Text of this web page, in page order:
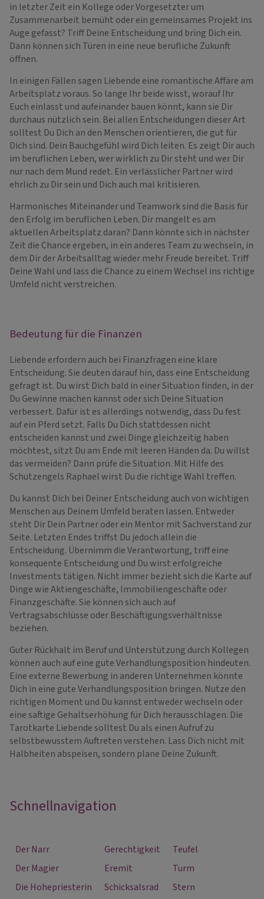
in letzter Zeit ein Kollege oder Vorgesetzter um
Zusammenarbeit bemüht oder ein gemeinsames Projekt ins
Auge gefasst? Triff Deine Entscheidung und bring Dich ein.
Dann können sich Türen in eine neue berufliche Zukunft
öffnen.
In einigen Fällen sagen Liebende eine romantische Affäre am
Arbeitsplatz voraus. So lange Ihr beide wisst, worauf Ihr
Euch einlasst und aufeinander bauen könnt, kann sie Dir
durchaus nützlich sein. Bei allen Entscheidungen dieser Art
solltest Du Dich an den Menschen orientieren, die gut für
Dich sind. Dein Bauchgefühl wird Dich leiten. Es zeigt Dir auch
im beruflichen Leben, wer wirklich zu Dir steht und wer Dir
nur nach dem Mund redet. Ein verlässlicher Partner wird
ehrlich zu Dir sein und Dich auch mal kritisieren.
Harmonisches Miteinander und Teamwork sind die Basis für
den Erfolg im beruflichen Leben. Dir mangelt es am
aktuellen Arbeitsplatz daran? Dann könnte sich in nächster
Zeit die Chance ergeben, in ein anderes Team zu wechseln, in
dem Dir der Arbeitsalltag wieder mehr Freude bereitet. Triff
Deine Wahl und lass die Chance zu einem Wechsel ins richtige
Umfeld nicht verstreichen.
Bedeutung für die Finanzen
Liebende erfordern auch bei Finanzfragen eine klare
Entscheidung. Sie deuten darauf hin, dass eine Entscheidung
gefragt ist. Du wirst Dich bald in einer Situation finden, in der
Du Gewinne machen kannst oder sich Deine Situation
verbessert. Dafür ist es allerdings notwendig, dass Du fest
auf ein Pferd setzt. Falls Du Dich stattdessen nicht
entscheiden kannst und zwei Dinge gleichzeitig haben
möchtest, sitzt Du am Ende mit leeren Händen da. Du willst
das vermeiden? Dann prüfe die Situation. Mit Hilfe des
Schutzengels Raphael wirst Du die richtige Wahl treffen.
Du kannst Dich bei Deiner Entscheidung auch von wichtigen
Menschen aus Deinem Umfeld beraten lassen. Entweder
steht Dir Dein Partner oder ein Mentor mit Sachverstand zur
Seite. Letzten Endes triffst Du jedoch allein die
Entscheidung. Übernimm die Verantwortung, triff eine
konsequente Entscheidung und Du wirst erfolgreiche
Investments tätigen. Nicht immer bezieht sich die Karte auf
Dinge wie Aktiengeschäfte, Immobiliengeschäfte oder
Finanzgeschäfte. Sie können sich auch auf
Vertragsabschlüsse oder Beschäftigungsverhältnisse
beziehen.
Guter Rückhalt im Beruf und Unterstützung durch Kollegen
können auch auf eine gute Verhandlungsposition hindeuten.
Eine externe Bewerbung in anderen Unternehmen könnte
Dich in eine gute Verhandlungsposition bringen. Nutze den
richtigen Moment und Du kannst entweder wechseln oder
eine saftige Gehaltserhöhung für Dich herausschlagen. Die
Tarotkarte Liebende solltest Du als einen Aufruf zu
selbstbewusstem Auftreten verstehen. Lass Dich nicht mit
Halbheiten abspeisen, sondern plane Deine Zukunft.
Schnellnavigation
Der Narr Gerechtigkeit
Teufel
Der Magier
Eremit
Turm
Die Hohepriesterin
Schicksalsrad
Stern